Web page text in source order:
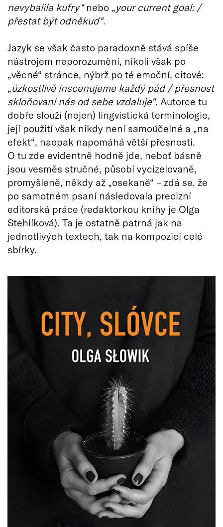
nevybalila kufry“nebo „your current goal: /
přestat být odněkud“.
Jazyk se však často paradoxně stává spíše
nástrojem neporozumění, nikoli však po
„věcné“ stránce, nýbrž po té emoční, citové:
„úzkostlivě inscenujeme každý pád / přesnost
skloňovaní nás od sebe vzdaluje“. Autorce tu
dobře slouží (nejen) lingvistická terminologie,
její použití však nikdy není samoúčelné a „na
efekt“, naopak napomáhá větší přesnosti.
O tu zde evidentně hodně jde, neboť básně
jsou vesměs stručné, působí vycizelovaně,
promyšleně, někdy až „osekaně“ – zdá se, že
po samotném psaní následovala precizní
editorská práce (redaktorkou knihy je Olga
Stehlíková). Ta je ostatně patrná jak na
jednotlivých textech, tak na kompozici celé
sbírky.